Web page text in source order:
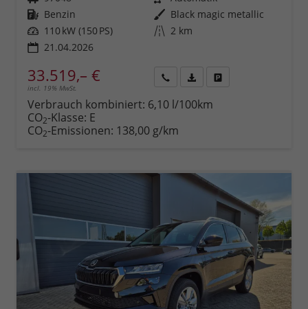
Kraftstoff Benzin Außenfarbe Black magic metallic
Leistung 110 kW (150 PS) Kilometerstand 2 km
21.04.2026
33.519,– €
incl. 19% MwSt.
anfordern
Datei,
Verbrauch kombiniert: 6,10 l/100km
CO2-Klasse: E
CO2-Emissionen: 138,00 g/km